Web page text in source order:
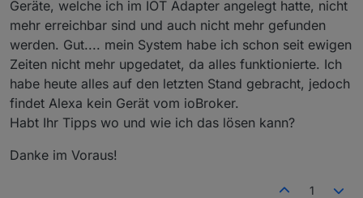
Geräte, welche ich im IOT Adapter angelegt hatte, nicht
mehr erreichbar sind und auch nicht mehr gefunden
werden. Gut.... mein System habe ich schon seit ewigen
Zeiten nicht mehr upgedatet, da alles funktionierte. Ich
habe heute alles auf den letzten Stand gebracht, jedoch
findet Alexa kein Gerät vom ioBroker.
Habt Ihr Tipps wo und wie ich das lösen kann?
Danke im Voraus!
1